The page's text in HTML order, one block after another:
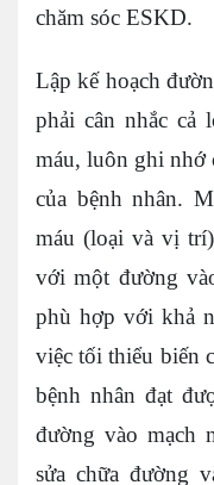
chăm sóc ESKD.
Lập kế hoạch
phải cân nhắc cả
máu, luôn ghi nhớ
của bệnh nhân.
máu (loại và vị
với một đường
phù hợp với khả
việc tối thiểu biến
bệnh nhân đạt
đường vào mạch
sửa chữa đường